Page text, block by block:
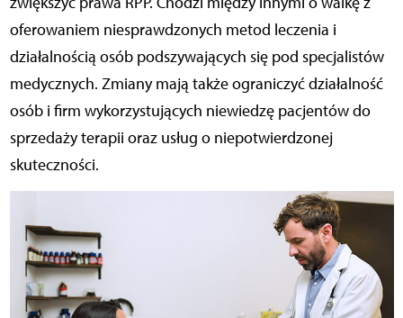
oferowaniem niesprawdzonych metod leczenia i
działalnością osób podszywających się pod specjalistów
medycznych. Zmiany mają także ograniczyć działalność
osób i firm wykorzystujących niewiedzę pacjentów do
sprzedaży terapii oraz usług o niepotwierdzonej
skuteczności.